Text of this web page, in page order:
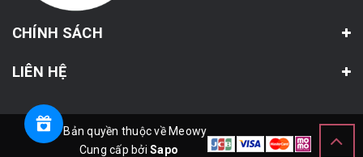
CHÍNH SÁCH
LIÊN HỆ
© Bản quyền thuộc về Meowy
Cung cấp bởiSapo